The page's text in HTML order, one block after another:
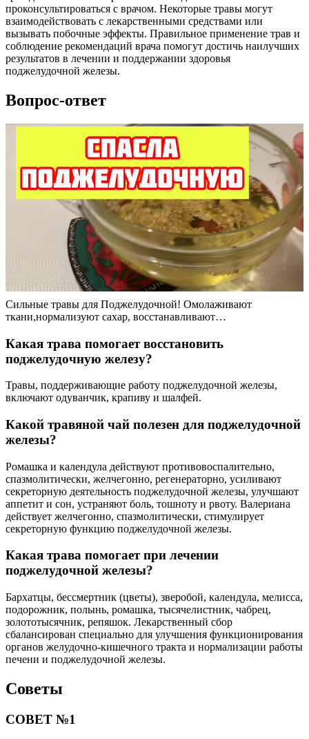
проконсультироваться с врачом. Некоторые травы могут
взаимодействовать с лекарственными средствами или
вызывать побочные эффекты. Правильное применение трав и
соблюдение рекомендаций врача помогут достичь наилучших
результатов в лечении и поддержании здоровья
поджелудочной железы.
Вопрос-ответ
Сильные травы для Поджелудочной! Омолаживают
ткани,нормализуют сахар, восстанавливают…
Какая трава помогает восстановить
поджелудочную железу?
Травы, поддерживающие работу поджелудочной железы,
включают одуванчик, крапиву и шалфей.
Какой травяной чай полезен для поджелудочной
железы?
Ромашка и календула действуют противовоспалительно,
спазмолитически, желчегонно, регенераторно, усиливают
секреторную деятельность поджелудочной железы, улучшают
аппетит и сон, устраняют боль, тошноту и рвоту. Валериана
действует желчегонно, спазмолитически, стимулирует
секреторную функцию поджелудочной железы.
Какая трава помогает при лечении
поджелудочной железы?
Бархатцы, бессмертник (цветы), зверобой, календула, мелисса,
подорожник, полынь, ромашка, тысячелистник, чабрец,
золототысячник, репяшок. Лекарственный сбор
сбалансирован специально для улучшения функционирования
органов желудочно-кишечного тракта и нормализации работы
печени и поджелудочной железы.
Советы
СОВЕТ №1